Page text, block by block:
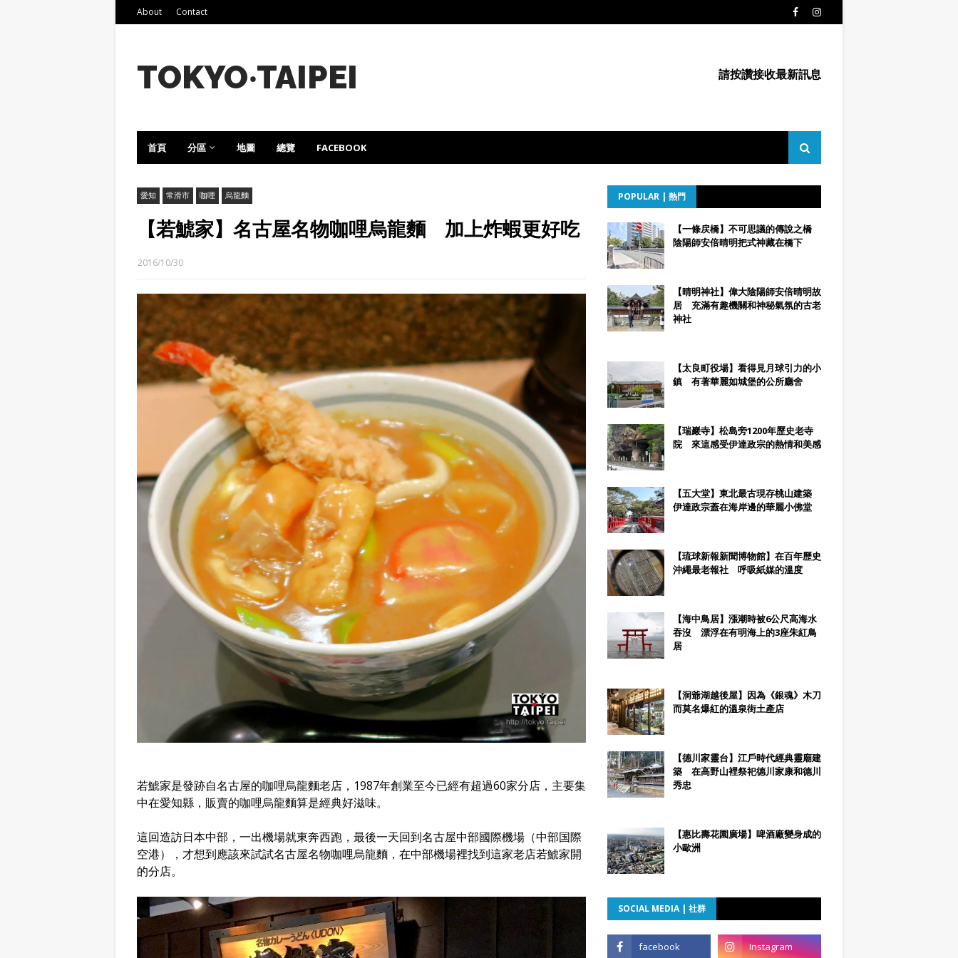
About Contact
TOKYO‧TAIPEI 請按讚接收最新訊息
首頁 分區 地圖 總覽 FACEBOOK
愛知 常滑市 咖哩 烏龍麵
【若鯱家】名古屋名物咖哩烏龍麵 加上炸蝦更好吃
2016/10/30
若鯱家是發跡自名古屋的咖哩烏龍麵老店，1987年創業至今已經有超過60家分店，主要集
中在愛知縣，販賣的咖哩烏龍麵算是經典好滋味。
這回造訪日本中部，一出機場就東奔西跑，最後一天回到名古屋中部國際機場（中部国際
空港），才想到應該來試試名古屋名物咖哩烏龍麵，在中部機場裡找到這家老店若鯱家開
的分店。
POPULAR | 熱門
【一條戻橋】不可思議的傳說之橋
陰陽師安倍晴明把式神藏在橋下
【晴明神社】偉大陰陽師安倍晴明故
居 充滿有趣機關和神秘氣氛的古老
神社
【太良町役場】看得見月球引力的小
鎮 有著華麗如城堡的公所廳舍
【瑞巖寺】松島旁1200年歷史老寺
院 來這感受伊達政宗的熱情和美感
【五大堂】東北最古現存桃山建築
伊達政宗蓋在海岸邊的華麗小佛堂
【琉球新報新聞博物館】在百年歷史
沖繩最老報社 呼吸紙媒的溫度
【海中鳥居】漲潮時被6公尺高海水
吞沒 漂浮在有明海上的3座朱紅鳥
居
【洞爺湖越後屋】因為《銀魂》木刀
而莫名爆紅的溫泉街土產店
【德川家靈台】江戶時代經典靈廟建
築 在高野山裡祭祀德川家康和德川
秀忠
【惠比壽花園廣場】啤酒廠變身成的
小歐洲
SOCIAL MEDIA | 社群